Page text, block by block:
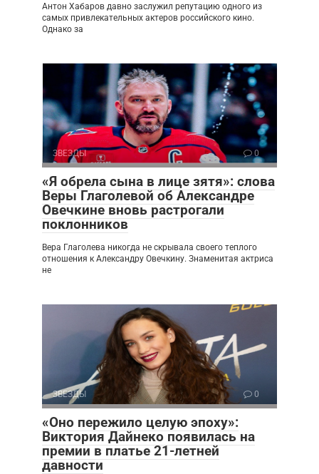
Антон Хабаров давно заслужил репутацию одного из
самых привлекательных актеров российского кино.
Однако за
ЗВЕЗДЫ 0
«Я обрела сына в лице зятя»: слова
Веры Глаголевой об Александре
Овечкине вновь растрогали
поклонников
Вера Глаголева никогда не скрывала своего теплого
отношения к Александру Овечкину. Знаменитая актриса
не
ЗВЕЗДЫ 0
«Оно пережило целую эпоху»:
Виктория Дайнеко появилась на
премии в платье 21-летней
давности